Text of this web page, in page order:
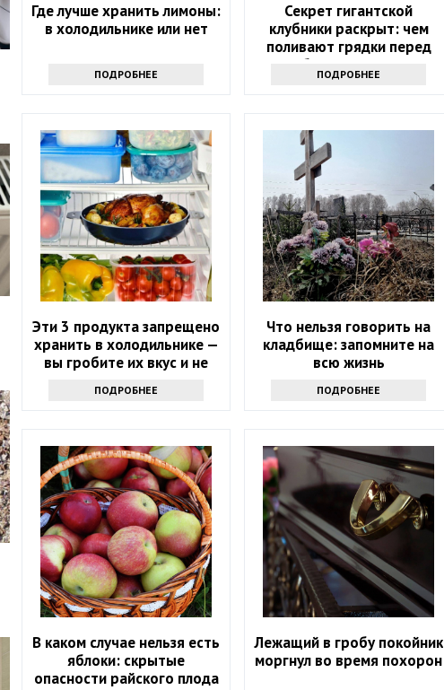
Где лучше хранить лимоны:
в холодильнике или нет
ПОДРОБНЕЕ
Секрет гигантской
клубники раскрыт: чем
поливают грядки перед
сбором урожая
ПОДРОБНЕЕ
Эти 3 продукта запрещено
хранить в холодильнике —
вы гробите их вкус и не
ПОДРОБНЕЕ
Что нельзя говорить на
кладбище: запомните на
всю жизнь
ПОДРОБНЕЕ
В каком случае нельзя есть
яблоки: скрытые
опасности райского плода
Лежащий в гробу покойник
моргнул во время похорон